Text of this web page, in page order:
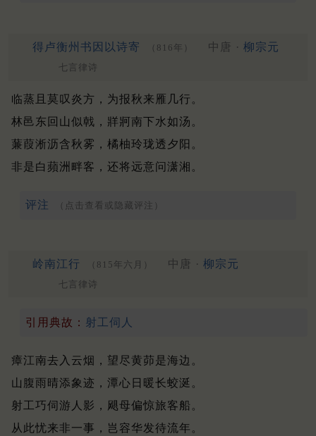
得卢衡州书因以诗寄 （816年） 中唐 · 柳宗元
七言律诗
临蒸且莫叹炎方，为报秋来雁几行。
林邑东回山似戟，牂牁南下水如汤。
蒹葭淅沥含秋雾，橘柚玲珑透夕阳。
非是白蘋洲畔客，还将远意问潇湘。
评注 （点击查看或隐藏评注）
岭南江行 （815年六月） 中唐 · 柳宗元
七言律诗
引用典故： 射工伺人
瘴江南去入云烟，望尽黄茆是海边。
山腹雨晴添象迹，潭心日暖长蛟涎。
射工巧伺游人影，飓母偏惊旅客船。
从此忧来非一事，岂容华发待流年。